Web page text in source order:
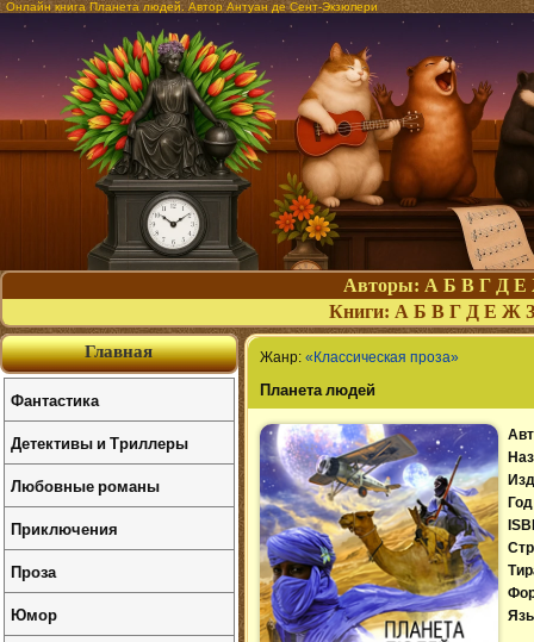
Онлайн книга Планета людей. Автор Антуан де Сент-Экзюпери
Авторы: А Б В Г Д Е
Книги: А Б В Г Д Е Ж З
Жанр: «Классическая проза»
Планета людей
Главная
Фантастика
Детективы и Триллеры
Любовные романы
Приключения
Проза
Юмор